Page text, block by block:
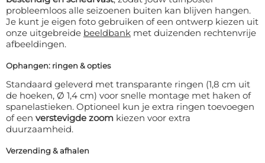
probleemloos alle seizoenen buiten kan blijven hangen.
Je kunt je eigen foto gebruiken of een ontwerp kiezen uit
onze uitgebreide beeldbank met duizenden rechtenvrije
afbeeldingen.
Ophangen: ringen & opties
Standaard geleverd met transparante ringen (1,8 cm uit
de hoeken, Ø 1,4 cm) voor snelle montage met haken of
spanelastieken. Optioneel kun je extra ringen toevoegen
of een verstevigde zoom kiezen voor extra
duurzaamheid.
Verzending & afhalen